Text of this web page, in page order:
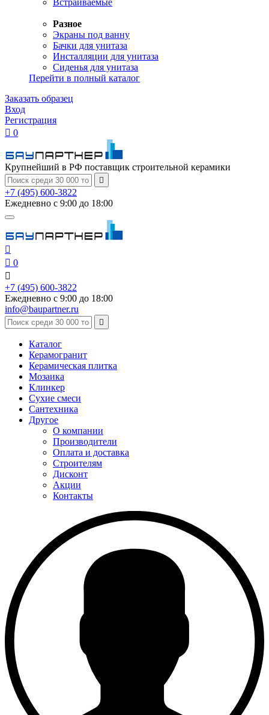
Встраиваемые
Разное
Экраны под ванну
Бачки для унитаза
Инсталляции для унитаза
Сиденья для унитаза
Перейти в полный каталог
Заказать образец
Вход
Регистрация
 0
Крупнейший в РФ поставщик строительной керамики

+7 (495) 600-3822
Ежедневно с 9:00 до 18:00

 0

+7 (495) 600-3822
Ежедневно с 9:00 до 18:00
info@baupartner.ru

Каталог
Керамогранит
Керамическая плитка
Мозаика
Клинкер
Сухие смеси
Сантехника
Другое
О компании
Производители
Оплата и доставка
Строителям
Дисконт
Акции
Контакты